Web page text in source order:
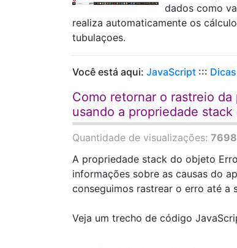
dados como
realiza automaticamente os
tubulaçoes.
Você está aqui: JavaScript :::
Como retornar o rastreio
usando a propriedade
Quantidade de visualizações:
A propriedade stack do objeto
informações sobre as causas do
conseguimos rastrear o erro até a
Veja um trecho de código